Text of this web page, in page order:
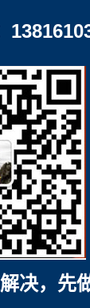
决，先